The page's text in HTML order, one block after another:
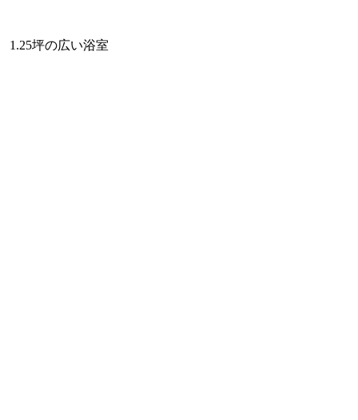
1.25坪の広い浴室